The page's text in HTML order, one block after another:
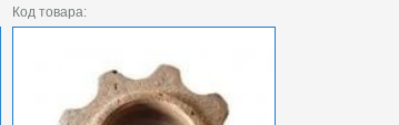
Код товара: